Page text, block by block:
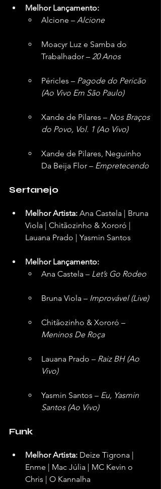
Melhor Lançamento:
Alcione – Alcione
Moacyr Luz e Samba do
Trabalhador – 20 Anos
Péricles – Pagode do Pericão
(Ao Vivo Em São Paulo)
Xande de Pilares – Nos Braços
do Povo, Vol. 1 (Ao Vivo)
Xande de Pilares, Neguinho
Da Beija Flor – Empretecendo
Sertanejo
Melhor Artista: Ana Castela | Bruna
Viola | Chitãozinho & Xororó |
Lauana Prado | Yasmin Santos
Melhor Lançamento:
Ana Castela – Let’s Go Rodeo
Bruna Viola – Improvável (Live)
Chitãozinho & Xororó –
Meninos De Roça
Lauana Prado – Raiz BH (Ao
Vivo)
Yasmin Santos – Eu, Yasmin
Santos (Ao Vivo)
Funk
Melhor Artista: Deize Tigrona |
Enme | Mac Júlia | MC Kevin o
Chris | O Kannalha